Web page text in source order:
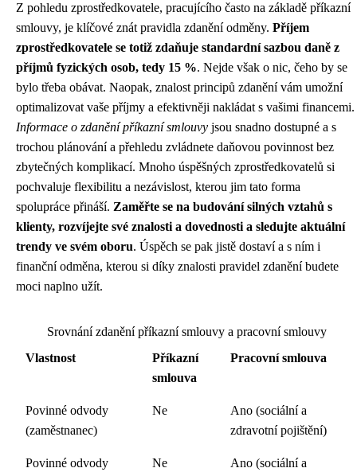
Z pohledu zprostředkovatele, pracujícího často na základě příkazní
smlouvy, je klíčové znát pravidla zdanění odměny. Příjem
zprostředkovatele se totiž zdaňuje standardní sazbou daně z
příjmů fyzických osob, tedy 15 %. Nejde však o nic, čeho by se
bylo třeba obávat. Naopak, znalost principů zdanění vám umožní
optimalizovat vaše příjmy a efektivněji nakládat s vašimi financemi.
Informace o zdanění příkazní smlouvy jsou snadno dostupné a s
trochou plánování a přehledu zvládnete daňovou povinnost bez
zbytečných komplikací. Mnoho úspěšných zprostředkovatelů si
pochvaluje flexibilitu a nezávislost, kterou jim tato forma
spolupráce přináší. Zaměřte se na budování silných vztahů s
klienty, rozvíjejte své znalosti a dovednosti a sledujte aktuální
trendy ve svém oboru. Úspěch se pak jistě dostaví a s ním i
finanční odměna, kterou si díky znalosti pravidel zdanění budete
moci naplno užít.
Srovnání zdanění příkazní smlouvy a pracovní smlouvy
Vlastnost
Příkazní
smlouva
Pracovní smlouva
Povinné odvody
(zaměstnanec)
Ne
Ano (sociální a
zdravotní pojištění)
Povinné odvody
Ne
Ano (sociální a